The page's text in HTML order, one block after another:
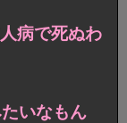
病で死ぬわ
いなもん